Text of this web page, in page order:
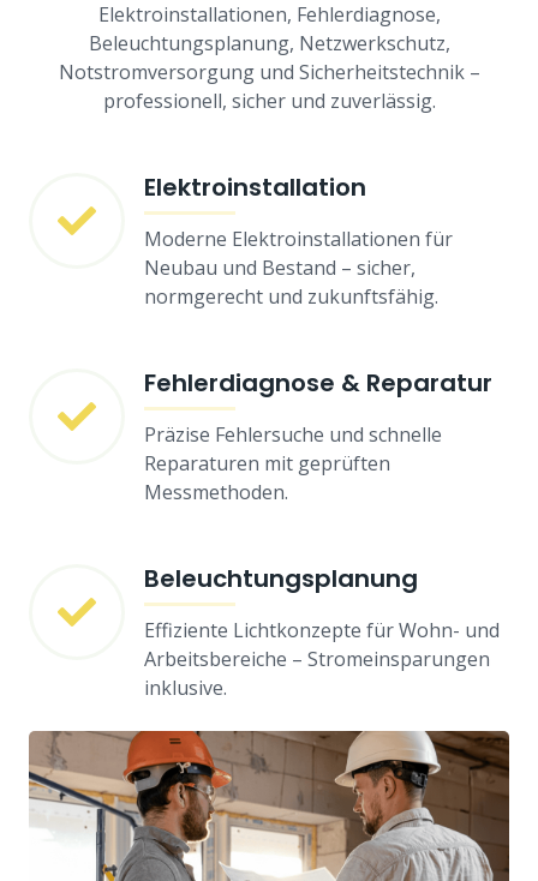
Elektroinstallationen, Fehlerdiagnose,
Beleuchtungsplanung, Netzwerkschutz,
Notstromversorgung und Sicherheitstechnik –
professionell, sicher und zuverlässig.
Elektroinstallation
Moderne Elektroinstallationen für
Neubau und Bestand – sicher,
normgerecht und zukunftsfähig.
Fehlerdiagnose & Reparatur
Präzise Fehlersuche und schnelle
Reparaturen mit geprüften
Messmethoden.
Beleuchtungsplanung
Effiziente Lichtkonzepte für Wohn- und
Arbeitsbereiche – Stromeinsparungen
inklusive.